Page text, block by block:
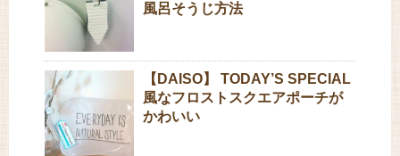
風呂そうじ方法
【DAISO】 TODAY’S SPECIAL
風なフロストスクエアポーチが
かわいい